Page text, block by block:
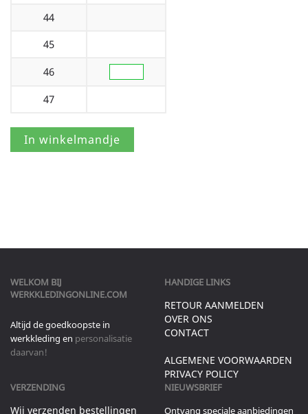
44
45
46
47
WELKOM BIJ
WERKKLEDINGONLINE.COM
Altijd de goedkoopste in
werkkleding en personalisatie
daarvan!
HANDIGE LINKS
RETOUR AANMELDEN
OVER ONS
CONTACT
ALGEMENE VOORWAARDEN
PRIVACY POLICY
VERZENDING
Wij verzenden bestellingen
NIEUWSBRIEF
Ontvang speciale aanbiedingen